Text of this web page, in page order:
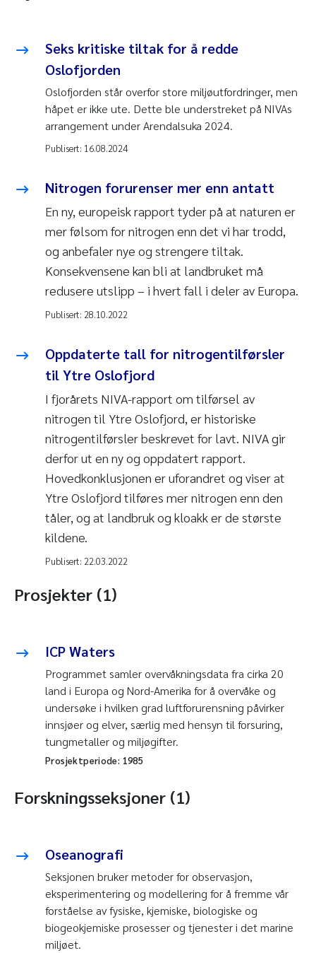
Seks kritiske tiltak for å redde
Oslofjorden
Oslofjorden står overfor store miljøutfordringer, men
håpet er ikke ute. Dette ble understreket på NIVAs
arrangement under Arendalsuka 2024.
Publisert: 16.08.2024
Nitrogen forurenser mer enn antatt
En ny, europeisk rapport tyder på at naturen er
mer følsom for nitrogen enn det vi har trodd,
og anbefaler nye og strengere tiltak.
Konsekvensene kan bli at landbruket må
redusere utslipp – i hvert fall i deler av Europa.
Publisert: 28.10.2022
Oppdaterte tall for nitrogentilførsler
til Ytre Oslofjord
I fjorårets NIVA-rapport om tilførsel av
nitrogen til Ytre Oslofjord, er historiske
nitrogentilførsler beskrevet for lavt. NIVA gir
derfor ut en ny og oppdatert rapport.
Hovedkonklusjonen er uforandret og viser at
Ytre Oslofjord tilføres mer nitrogen enn den
tåler, og at landbruk og kloakk er de største
kildene.
Publisert: 22.03.2022
Prosjekter (1)
ICP Waters
Programmet samler overvåkningsdata fra cirka 20
land i Europa og Nord-Amerika for å overvåke og
undersøke i hvilken grad luftforurensning påvirker
innsjøer og elver, særlig med hensyn til forsuring,
tungmetaller og miljøgifter.
Prosjektperiode: 1985
Forskningsseksjoner (1)
Oseanografi
Seksjonen bruker metoder for observasjon,
eksperimentering og modellering for å fremme vår
forståelse av fysiske, kjemiske, biologiske og
biogeokjemiske prosesser og tjenester i det marine
miljøet.